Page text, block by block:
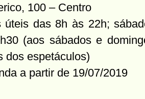
100 – Centro
úteis das 8h às 22h;
(aos sábados e
dos espetáculos)
a partir de 19/07/2019